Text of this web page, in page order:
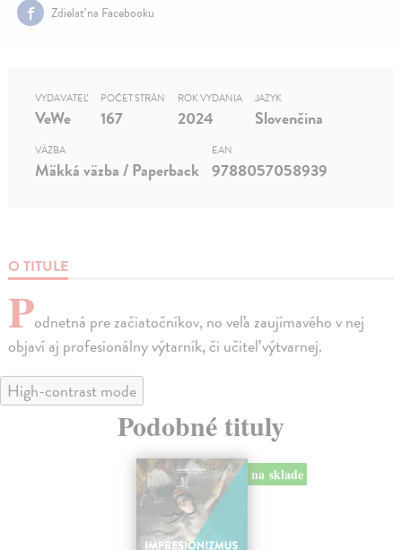
Zdielať na Facebooku
O TITULE
Podnetná pre začiatočníkov, no veľa zaujímavého v nej
objaví aj profesionálny výtarník, či učiteľ výtvarnej.
VYDAVATEĽ
VeWe
POČET STRÁN
167
ROK VYDANIA
2024
JAZYK
Slovenčina
VÄZBA
Mäkká väzba / Paperback
EAN
9788057058939
High-contrast mode
Podobné tituly
na sklade